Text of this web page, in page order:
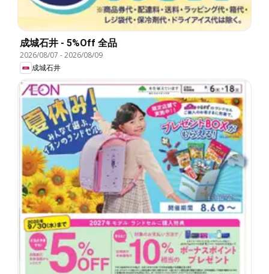
成城石井 - 5%Off 全品
2026/08/07 -2026/08/09
成城石井